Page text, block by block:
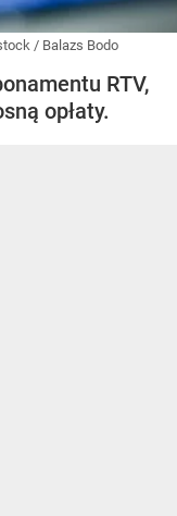
/ Balazs Bodo
RTV,
opłaty.